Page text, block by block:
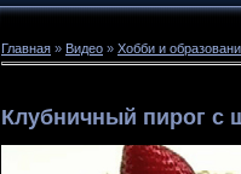
Главная » Видео » Хобби и
Клубничный пирог с